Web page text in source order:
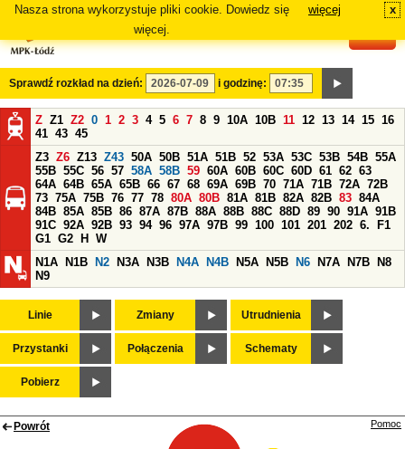
Nasza strona wykorzystuje pliki cookie. Dowiedz się
więcej.
więcej x
Sprawdź rozkład na dzień: i godzinę:
Z Z1 Z2 0 1 2 3 4 5 6 7 8 9 10A 10B 11 12 13 14 15 16
41 43 45
Z3 Z6 Z13 Z43 50A 50B 51A 51B 52 53A 53C 53B 54B 55A
55B 55C 56 57 58A 58B 59 60A 60B 60C 60D 61 62 63
64A 64B 65A 65B 66 67 68 69A 69B 70 71A 71B 72A 72B
73 75A 75B 76 77 78 80A 80B 81A 81B 82A 82B 83 84A
84B 85A 85B 86 87A 87B 88A 88B 88C 88D 89 90 91A 91B
91C 92A 92B 93 94 96 97A 97B 99 100 101 201 202 6.
F1
G1 G2 H
W
N1A
N1B N2 N3A N3B N4A N4B N5A N5B N6 N7A N7B
N8
N9
Linie Zmiany Utrudnienia
Przystanki Połączenia Schematy
Pobierz
Powrót Pomoc